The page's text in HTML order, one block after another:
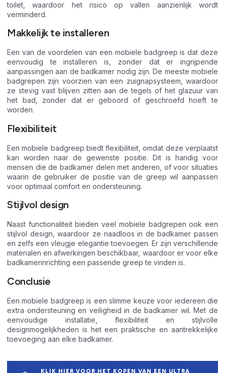
toilet, waardoor het risico op vallen aanzienlijk wordt
verminderd.
Makkelijk te installeren
Een van de voordelen van een mobiele badgreep is dat deze
eenvoudig te installeren is, zonder dat er ingrijpende
aanpassingen aan de badkamer nodig zijn. De meeste mobiele
badgrepen zijn voorzien van een zuignapsysteem, waardoor
ze stevig vast blijven zitten aan de tegels of het glazuur van
het bad, zonder dat er geboord of geschroefd hoeft te
worden.
Flexibiliteit
Een mobiele badgreep biedt flexibiliteit, omdat deze verplaatst
kan worden naar de gewenste positie. Dit is handig voor
mensen die de badkamer delen met anderen, of voor situaties
waarin de gebruiker de positie van de greep wil aanpassen
voor optimaal comfort en ondersteuning.
Stijlvol design
Naast functionaliteit bieden veel mobiele badgrepen ook een
stijlvol design, waardoor ze naadloos in de badkamer passen
en zelfs een vleugje elegantie toevoegen. Er zijn verschillende
materialen en afwerkingen beschikbaar, waardoor er voor elke
badkamerinrichting een passende greep te vinden is.
Conclusie
Een mobiele badgreep is een slimme keuze voor iedereen die
extra ondersteuning en veiligheid in de badkamer wil. Met de
eenvoudige installatie, flexibiliteit en stijlvolle
designmogelijkheden is het een praktische en aantrekkelijke
toevoeging aan elke badkamer.
KLIK HIER VOOR HET KOPEN VAN EEN ULTRA